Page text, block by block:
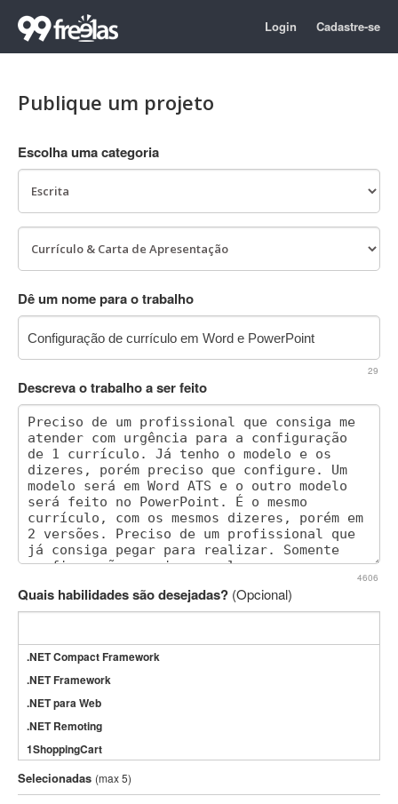
Login Cadastre-se
Publique um projeto
Escolha uma categoria
Dê um nome para o trabalho
29
Descreva o trabalho a ser feito
4606
Quais habilidades são desejadas? (Opcional)
.NET Compact Framework
.NET Framework
.NET para Web
.NET Remoting
1ShoppingCart
3DS Max
3GSM
Selecionadas (max 5)